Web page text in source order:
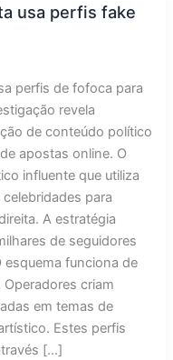
usa perfis fake
perfis de fofoca para
revela
de conteúdo político
apostas online. O
influente que utiliza
para
A estratégia
de seguidores
funciona de
criam
em temas de
Estes perfis
[…]